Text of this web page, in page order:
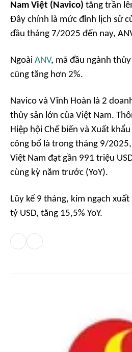
Nam Việt (Navico) tăng trần
Đây chính là mức đỉnh lịch sử
đầu tháng 7/2025 đến nay,
Ngoài ANV, mã đầu ngành
cũng tăng hơn 2%.
Navico và Vĩnh Hoàn là 2
thủy sản lớn của Việt Nam.
Hiệp hội Chế biến và Xuất khẩu
công bố là trong tháng 9/
Việt Nam đạt gần 991 triệu
cùng kỳ năm trước (YoY).
Lũy kế 9 tháng, kim ngạch
tỷ USD, tăng 15,5% YoY.